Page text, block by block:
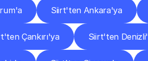
Siirt'ten Ankara'ya
Çankırı'ya Siirt'ten